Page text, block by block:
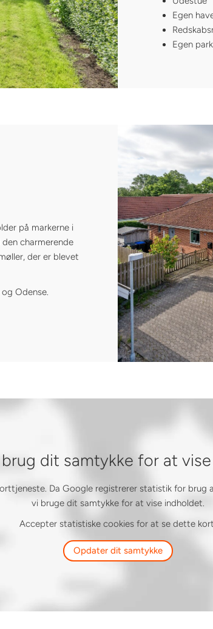
Egen
Egen
på markerne i
charmerende
der er blevet
Odense.
dit samtykke for at
Da Google registrerer statistik for brug
vi bruge dit samtykke for at vise indholdet.
Accepter statistiske cookies for at se dette kort.
Opdater dit samtykke